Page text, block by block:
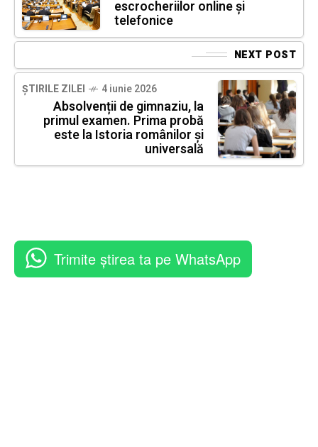
escrocheriilor online și
telefonice
NEXT POST
ȘTIRILE ZILEI 4 iunie 2026
Absolvenții de gimnaziu, la
primul examen. Prima probă
este la Istoria românilor și
universală
Trimite știrea ta pe WhatsApp